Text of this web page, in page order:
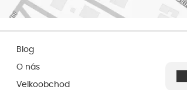
Blog
O nás
Velkoobchod